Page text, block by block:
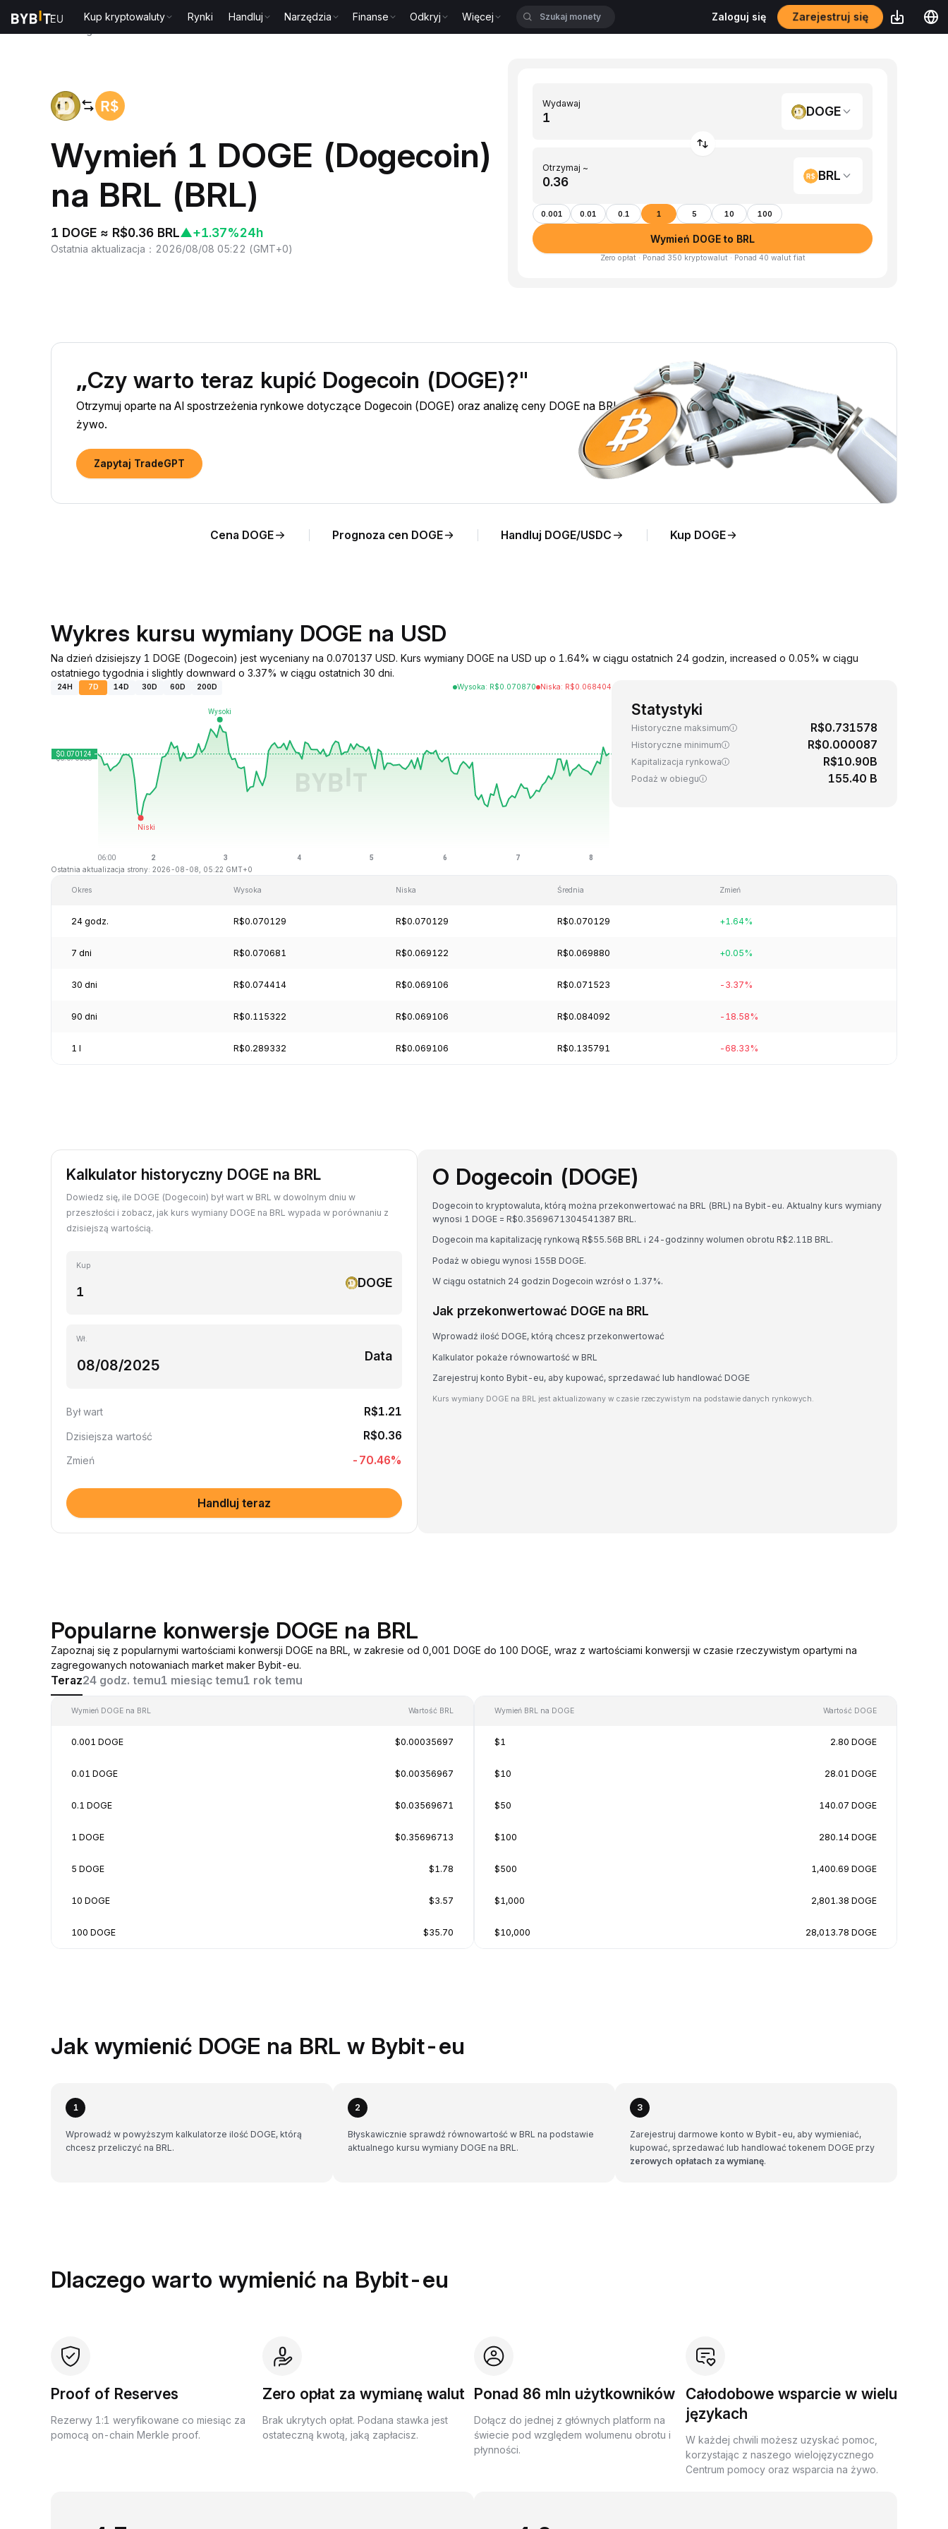
Kup kryptowaluty Rynki Handluj Narzędzia Finanse Odkryj Więcej Zaloguj się Zarejestruj się
Wymień 1 DOGE (Dogecoin)
na BRL (BRL)
1 DOGE ≈ R$0.36 BRL▲+1.37%24h
Ostatnia aktualizacja ： 2026/08/08 05:22 (GMT+0)
Wydawaj
DOGE
Otrzymaj ~
BRL
0.001 0.01 0.1 1 5 10 100
Wymień DOGE to BRL
Zero opłat · Ponad 350 kryptowalut · Ponad 40 walut fiat
„Czy warto teraz kupić Dogecoin (DOGE)?"
Otrzymuj oparte na AI spostrzeżenia rynkowe dotyczące Dogecoin (DOGE) oraz analizę ceny DOGE na BRL na
żywo.
Zapytaj TradeGPT
Cena DOGE Prognoza cen DOGE Handluj DOGE/USDC Kup DOGE
Wykres kursu wymiany DOGE na USD
Na dzień dzisiejszy 1 DOGE (Dogecoin) jest wyceniany na 0.070137 USD. Kurs wymiany DOGE na USD up o 1.64% w ciągu ostatnich 24 godzin, increased o 0.05% w ciągu
ostatniego tygodnia i slightly downward o 3.37% w ciągu ostatnich 30 dni.
24H 7D 14D 30D 60D 200D Wysoka: R$0.070870 Niska: R$0.068404
Ostatnia aktualizacja strony: 2026-08-08, 05:22 GMT+0
Statystyki
Historyczne maksimum R$0.731578
Historyczne minimum R$0.000087
Kapitalizacja rynkowa R$10.90B
Podaż w obiegu 155.40 B
Okres Wysoka Niska Średnia Zmień
24 godz. R$0.070129 R$0.070129 R$0.070129 +1.64%
7 dni R$0.070681 R$0.069122 R$0.069880 +0.05%
30 dni R$0.074414 R$0.069106 R$0.071523 -3.37%
90 dni R$0.115322 R$0.069106 R$0.084092 -18.58%
1 l R$0.289332 R$0.069106 R$0.135791 -68.33%
Kalkulator historyczny DOGE na BRL
Dowiedz się, ile DOGE (Dogecoin) był wart w BRL w dowolnym dniu w
przeszłości i zobacz, jak kurs wymiany DOGE na BRL wypada w porównaniu z
dzisiejszą wartością.
Kup
DOGE
Wł.
Data
Był wart R$1.21
Dzisiejsza wartość R$0.36
Zmień -70.46%
Handluj teraz
O Dogecoin (DOGE)
Dogecoin to kryptowaluta, którą można przekonwertować na BRL (BRL) na Bybit-eu. Aktualny kurs wymiany
wynosi 1 DOGE = R$0.3569671304541387 BRL.
Dogecoin ma kapitalizację rynkową R$55.56B BRL i 24-godzinny wolumen obrotu R$2.11B BRL.
Podaż w obiegu wynosi 155B DOGE.
W ciągu ostatnich 24 godzin Dogecoin wzrósł o 1.37%.
Jak przekonwertować DOGE na BRL
Wprowadź ilość DOGE, którą chcesz przekonwertować
Kalkulator pokaże równowartość w BRL
Zarejestruj konto Bybit-eu, aby kupować, sprzedawać lub handlować DOGE
Kurs wymiany DOGE na BRL jest aktualizowany w czasie rzeczywistym na podstawie danych rynkowych.
Popularne konwersje DOGE na BRL
Zapoznaj się z popularnymi wartościami konwersji DOGE na BRL, w zakresie od 0,001 DOGE do 100 DOGE, wraz z wartościami konwersji w czasie rzeczywistym opartymi na
zagregowanych notowaniach market maker Bybit-eu.
Teraz24 godz. temu1 miesiąc temu1 rok temu
Wymień DOGE na BRL Wartość BRL
0.001 DOGE $0.00035697
0.01 DOGE $0.00356967
0.1 DOGE $0.03569671
1 DOGE $0.35696713
5 DOGE $1.78
10 DOGE $3.57
100 DOGE $35.70
Wymień BRL na DOGE Wartość DOGE
$1 2.80 DOGE
$10 28.01 DOGE
$50 140.07 DOGE
$100 280.14 DOGE
$500 1,400.69 DOGE
$1,000 2,801.38 DOGE
$10,000 28,013.78 DOGE
Jak wymienić DOGE na BRL w Bybit-eu
1
Wprowadź w powyższym kalkulatorze ilość DOGE, którą
chcesz przeliczyć na BRL.
2
Błyskawicznie sprawdź równowartość w BRL na podstawie
aktualnego kursu wymiany DOGE na BRL.
3
Zarejestruj darmowe konto w Bybit-eu, aby wymieniać,
kupować, sprzedawać lub handlować tokenem DOGE przy
zerowych opłatach za wymianę.
Dlaczego warto wymienić na Bybit-eu
Proof of Reserves
Rezerwy 1:1 weryfikowane co miesiąc za
pomocą on-chain Merkle proof.
Zero opłat za wymianę walut
Brak ukrytych opłat. Podana stawka jest
ostateczną kwotą, jaką zapłacisz.
Ponad 86 mln użytkowników
Dołącz do jednej z głównych platform na
świecie pod względem wolumenu obrotu i
płynności.
Całodobowe wsparcie w wielu
językach
W każdej chwili możesz uzyskać pomoc,
korzystając z naszego wielojęzycznego
Centrum pomocy oraz wsparcia na żywo.